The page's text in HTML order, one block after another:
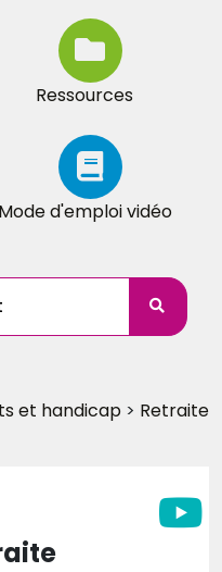
Ressources
Mode d'emploi vidéo
et handicap > Retraite